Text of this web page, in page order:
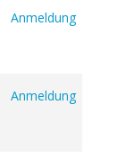
Anmeldung
Anmeldung